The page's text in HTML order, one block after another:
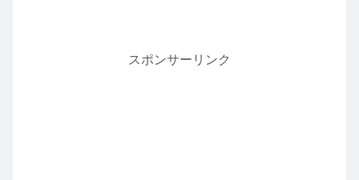
スポンサーリンク